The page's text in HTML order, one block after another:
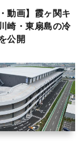
動画】霞ヶ関キ
崎・東扇島の冷
公開